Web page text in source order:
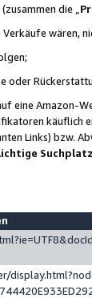
(zusammen die „
wären,
oder
eine Amazon-
käuflich
Links) bzw.